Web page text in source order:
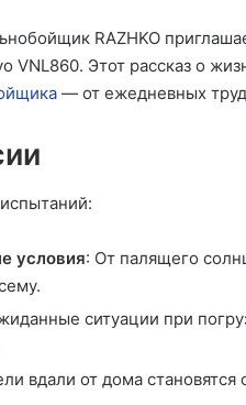
RAZHKO
Этот рассказ о
— от ежедневных
условия: От палящего
ситуации при
вдали от дома